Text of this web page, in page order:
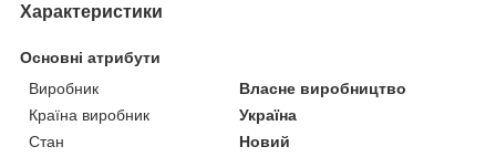
Характеристики
Основні атрибути
Виробник
Власне виробництво
Країна виробник
Україна
Стан
Новий